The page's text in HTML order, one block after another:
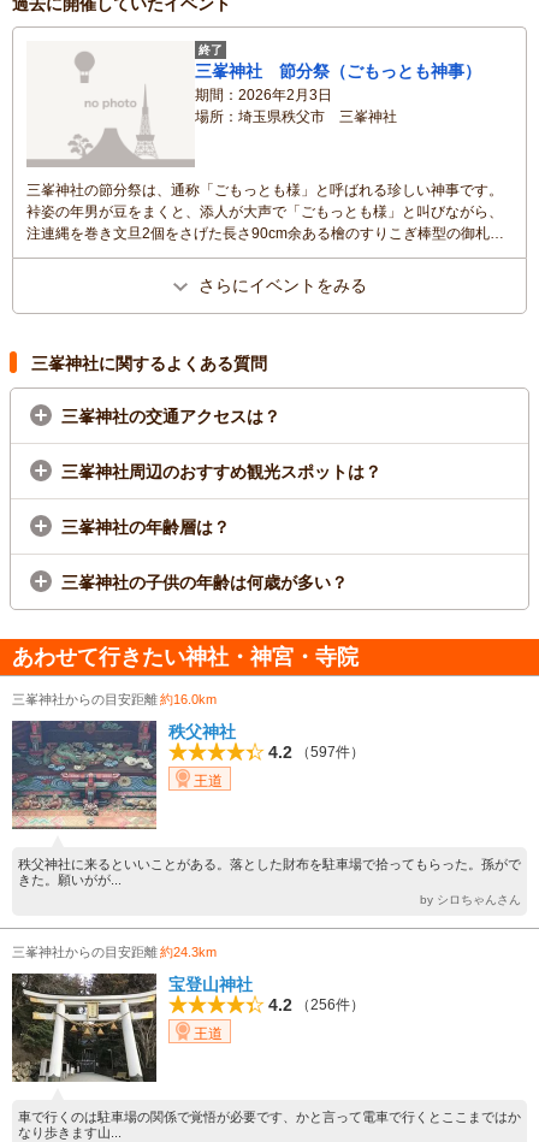
過去に開催していたイベント
終了
三峯神社 節分祭（ごもっとも神事）
期間
2026年2月3日
場所
埼玉県秩父市 三峯神社
三峯神社の節分祭は、通称「ごもっとも様」と呼ばれる珍しい神事です。
裃姿の年男が豆をまくと、添人が大声で「ごもっとも様」と叫びながら、
注連縄を巻き文旦2個をさげた長さ90cm余ある檜のすりこぎ棒型の御札を
前上方に突き出します。子孫繁栄、諸難除の霊験があると伝わります。
さらにイベントをみる
三峯神社に関するよくある質問
三峯神社の交通アクセスは？
三峯神社周辺のおすすめ観光スポットは？
三峯神社の年齢層は？
三峯神社の子供の年齢は何歳が多い？
あわせて行きたい神社・神宮・寺院
三峯神社からの目安距離約16.0km
秩父神社
4.2
（597件）
王道
秩父神社に来るといいことがある。落とした財布を駐車場で拾ってもらった。孫がで
きた。願いがが...
by シロちゃんさん
三峯神社からの目安距離約24.3km
宝登山神社
4.2
（256件）
王道
車で行くのは駐車場の関係で覚悟が必要です、かと言って電車で行くとここまではか
なり歩きます山...